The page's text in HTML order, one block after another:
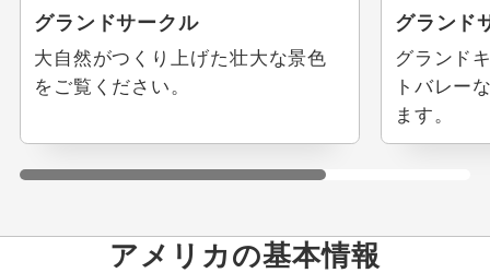
グランドサークル
大自然がつくり上げた壮大な景色
をご覧ください。
グランド
グランド
トバレー
ます。
アメリカの基本情報